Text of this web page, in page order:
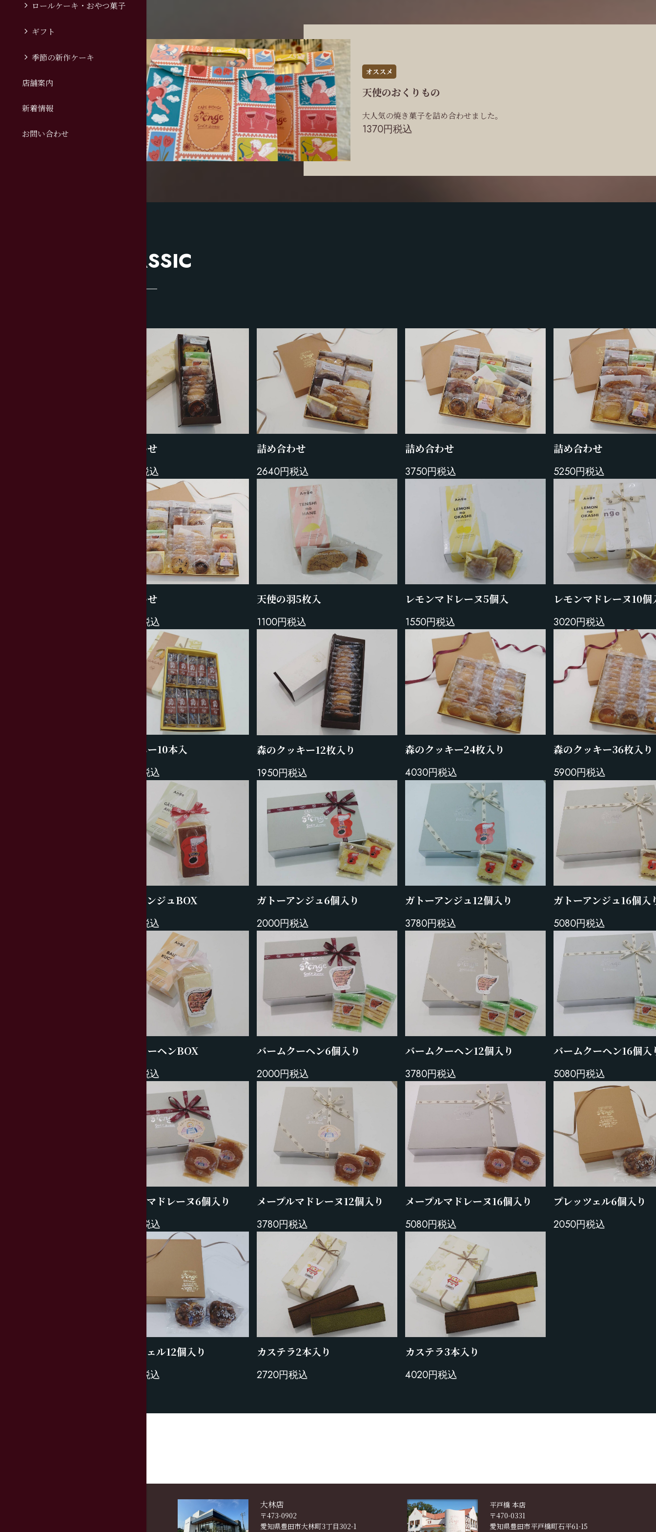
ロールケーキ・おやつ菓子
ギフト
季節の新作ケーキ
店舗案内
新着情報
お問い合わせ
オススメ
天使のおくりもの
大人気の焼き菓子を詰め合わせました。
1370円税込
CLASSIC
詰め合わせ
1620円税込
詰め合わせ
2640円税込
詰め合わせ
3750円税込
詰め合わせ
5250円税込
詰め合わせ
6280円税込
天使の羽5枚入
1100円税込
レモンマドレーヌ5個入
1550円税込
レモンマドレーヌ10個
3020円税込
ブラウニー10本入
2670円税込
森のクッキー12枚入り
1950円税込
森のクッキー24枚入り
4030円税込
森のクッキー36枚入り
5900円税込
ガトーアンジュBOX
1600円税込
ガトーアンジュ6個入り
2000円税込
ガトーアンジュ12個入り
3780円税込
ガトーアンジュ16個入
5080円税込
バームクーヘンBOX
1600円税込
バームクーヘン6個入り
2000円税込
バームクーヘン12個入り
3780円税込
バームクーヘン16個入
5080円税込
メープルマドレーヌ6個入り
2000円税込
メープルマドレーヌ12個入り
3780円税込
メープルマドレーヌ16個入り
5080円税込
プレッツェル6個入り
2050円税込
プレッツェル12個入り
3670円税込
カステラ2本入り
2720円税込
カステラ3本入り
4020円税込
大林店
〒473-0902
愛知県豊田市大林町3丁目302-1
平戸橋 本店
〒470-0331
愛知県豊田市平戸橋町石平61-15